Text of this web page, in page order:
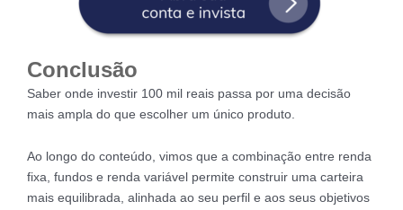
Conclusão
Saber onde investir 100 mil reais passa por uma decisão
mais ampla do que escolher um único produto.
Ao longo do conteúdo, vimos que a combinação entre renda
fixa, fundos e renda variável permite construir uma carteira
mais equilibrada, alinhada ao seu perfil e aos seus objetivos